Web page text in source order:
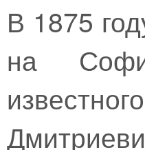
В 1875
на